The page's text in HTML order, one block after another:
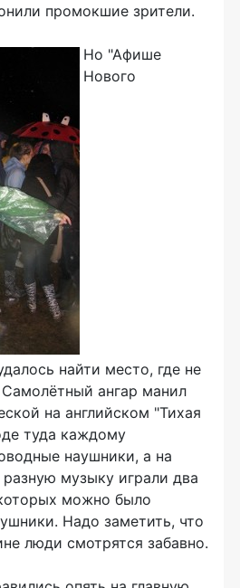
промокшие зрители.
Но "Афише
Нового
найти место, где не
ангар манил
на английском "Тихая
туда каждому
наушники, а на
музыку играли два
можно было
Надо заметить, что
люди смотрятся забавно.